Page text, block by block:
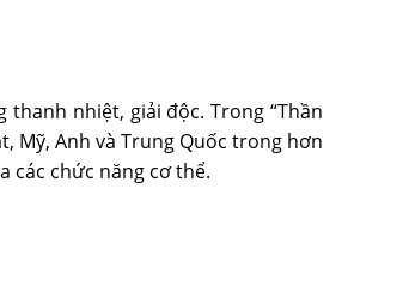
nhiệt, giải độc. Trong “Thần
Mỹ, Anh và Trung Quốc trong hơn
các chức năng cơ thể.